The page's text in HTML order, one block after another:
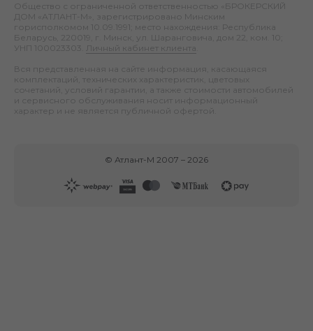
Общество с ограниченной ответственностью «БРОКЕРСКИЙ
ДОМ «АТЛАНТ-М», зарегистрировано Минским
горисполкомом 10.09.1991; место нахождения: Республика
Беларусь, 220019, г. Минск, ул. Шаранговича, дом 22, ком. 10;
УНП 100023303.
Личный кабинет клиента
Вся представленная на сайте информация, касающаяся
комплектаций, технических характеристик, цветовых
сочетаний, условий гарантии, а также стоимости автомобилей
и сервисного обслуживания носит информационный
характер и не является публичной офертой.
© Атлант-М 2007 – 2026